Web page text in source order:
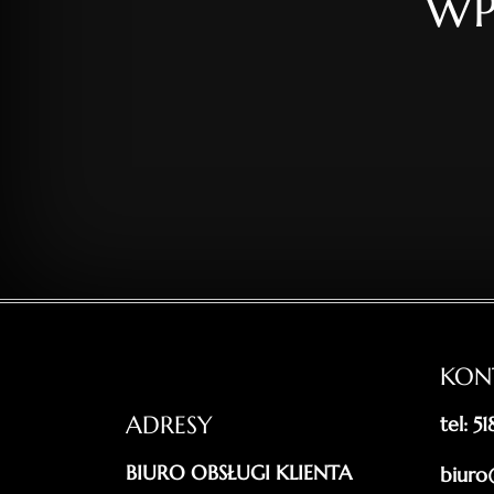
ADRESY
BIURO OBSŁUGI KLIENTA
tel: